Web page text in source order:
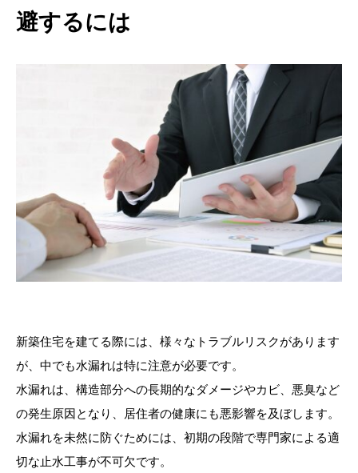
避するには
新築住宅を建てる際には、様々なトラブルリスクがあります
が、中でも水漏れは特に注意が必要です。
水漏れは、構造部分への長期的なダメージやカビ、悪臭など
の発生原因となり、居住者の健康にも悪影響を及ぼします。
水漏れを未然に防ぐためには、初期の段階で専門家による適
切な止水工事が不可欠です。